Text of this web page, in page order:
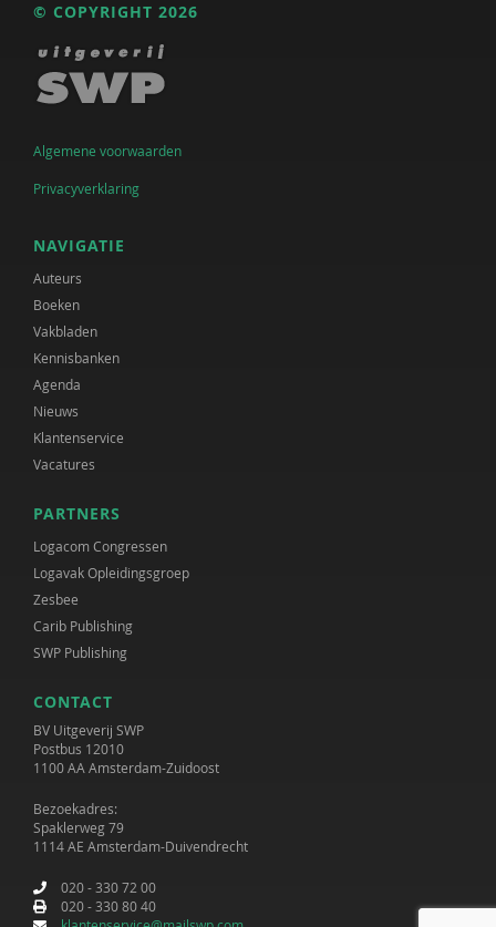
© COPYRIGHT 2026
Algemene voorwaarden
Privacyverklaring
NAVIGATIE
Auteurs
Boeken
Vakbladen
Kennisbanken
Agenda
Nieuws
Klantenservice
Vacatures
PARTNERS
Logacom Congressen
Logavak Opleidingsgroep
Zesbee
Carib Publishing
SWP Publishing
CONTACT
BV Uitgeverij SWP
Postbus 12010
1100 AA Amsterdam-Zuidoost
Bezoekadres:
Spaklerweg 79
1114 AE Amsterdam-Duivendrecht
020 - 330 72 00
020 - 330 80 40